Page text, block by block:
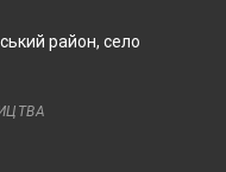
район, село